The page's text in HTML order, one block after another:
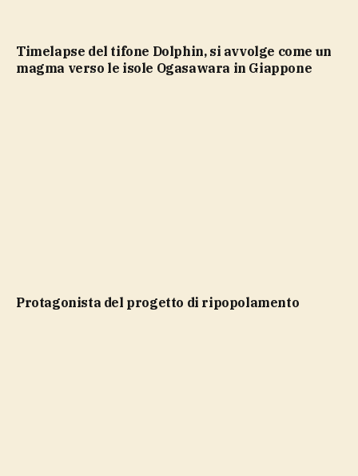
Timelapse del tifone Dolphin, si avvolge come un
magma verso le isole Ogasawara in Giappone
protagonista del progetto di ripopolamento